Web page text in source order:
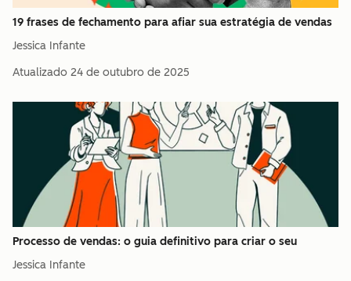
19 frases de fechamento para afiar sua estratégia de vendas
Jessica Infante
Atualizado 24 de outubro de 2025
Processo de vendas: o guia definitivo para criar o seu
Jessica Infante